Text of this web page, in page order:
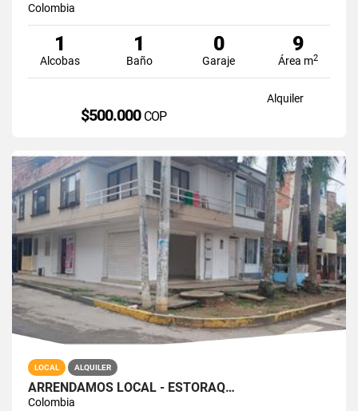
Colombia
1
Alcobas
1
Baño
0
Garaje
9
Área m2
Alquiler
$500.000 COP
LOCAL ALQUILER
ARRENDAMOS LOCAL - ESTORAQ…
Colombia